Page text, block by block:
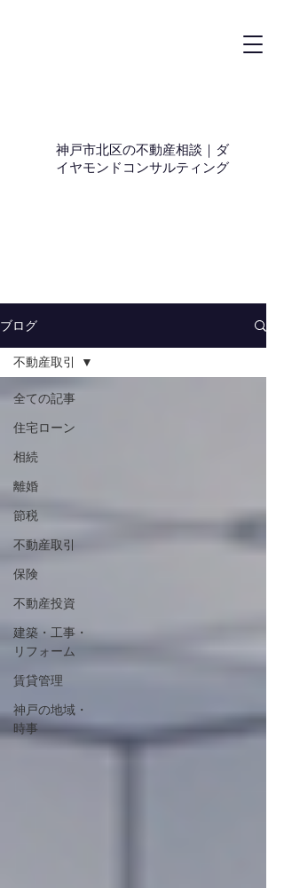
神戸市北区の不動産相談｜ダ
イヤモンドコンサルティング
ブログ
全ての記事
住宅ローン
相続
離婚
節税
不動産取引
保険
不動産投資
建築・工事・
リフォーム
賃貸管理
神戸の地域・
時事
不動産取引